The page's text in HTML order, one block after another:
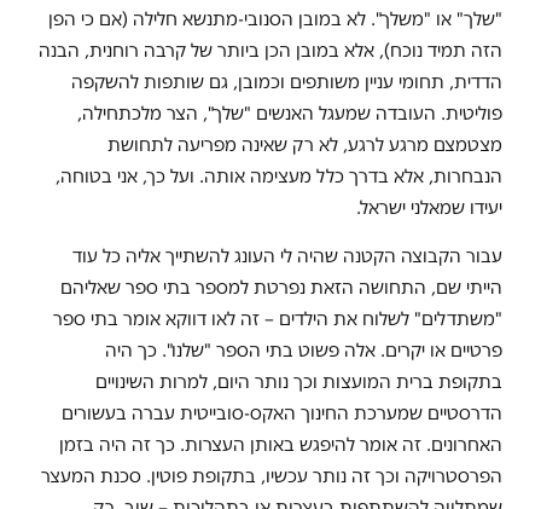
"שלך" או "משלך". לא במובן הסנובי-מתנשא חלילה (אם כי הפן
הזה תמיד נוכח), אלא במובן הכן ביותר של קרבה רוחנית, הבנה
הדדית, תחומי עניין משותפים וכמובן, גם שותפות להשקפה
פוליטית. העובדה שמעגל האנשים "שלך", הצר מלכתחילה,
מצטמצם מרגע לרגע, לא רק שאינה מפריעה לתחושת
הנבחרות, אלא בדרך כלל מעצימה אותה. ועל כך, אני בטוחה,
יעידו שמאלני ישראל.
עבור הקבוצה הקטנה שהיה לי העונג להשתייך אליה כל עוד
הייתי שם, התחושה הזאת נפרטת למספר בתי ספר שאליהם
"משתדלים" לשלוח את הילדים – זה לאו דווקא אומר בתי ספר
פרטיים או יקרים. אלה פשוט בתי הספר "שלנו". כך היה
בתקופת ברית המועצות וכך נותר היום, למרות השינויים
הדרסטיים שמערכת החינוך האקס-סובייטית עברה בעשורים
האחרונים. זה אומר להיפגש באותן העצרות. כך זה היה בזמן
הפרסטרויקה וכך זה נותר עכשיו, בתקופת פוטין. סכנת המעצר